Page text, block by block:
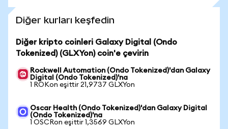
Diğer kurları keşfedin
Diğer kripto coinleri Galaxy Digital (Ondo
Tokenized) (GLXYon) coin'e çevirin
Rockwell Automation (Ondo Tokenized)'dan Galaxy
Digital (Ondo Tokenized)'na
1 ROKon eşittir 21,9737 GLXYon
Oscar Health (Ondo Tokenized)'dan Galaxy Digital
(Ondo Tokenized)'na
1 OSCRon eşittir 1,3569 GLXYon